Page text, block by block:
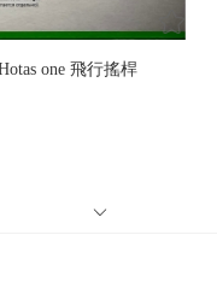
󰄔
one 飛行搖桿
󰄘